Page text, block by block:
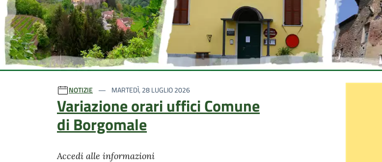
Ultime notizie
NOTIZIE MARTEDÌ, 28 LUGLIO 2026
Variazione orari uffici Comune
di Borgomale
Accedi alle informazioni